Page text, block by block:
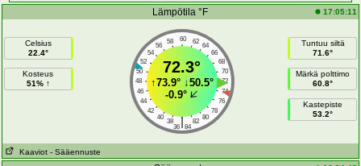
Lämpötila °F
17:05:11
Celsius
22.4°
Kosteus
51% ↑
60
58 62
56
64
54
66
52
68
50
70
48
72
46
74
44
76
42
78
40
80
38 82
|
36 84
72.3°
↑73.9°↓50.5°
-0.9°
Tuntuu siltä
71.6°
Märkä polttimo
60.8°
Kastepiste
53.2°
Kaaviot - Sääennuste